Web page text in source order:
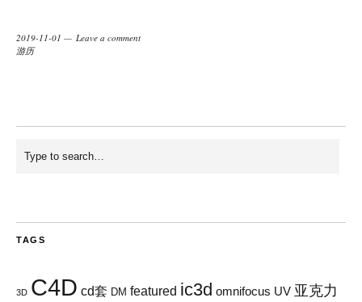
2019-11-01
Leave a comment
游历
TAGS
3D C4D cd套 DM featured ic3d omnifocus UV 亚克力